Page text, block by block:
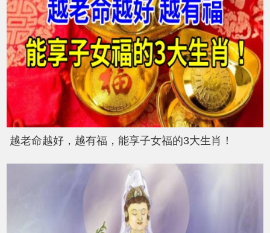
越老命越好，越有福，能享子女福的3大生肖！